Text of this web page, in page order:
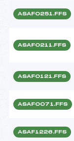
ASAF0251.FFS
ASAF0211.FFS
ASAF0121.FFS
ASAF0071.FFS
ASAF1226.FFS